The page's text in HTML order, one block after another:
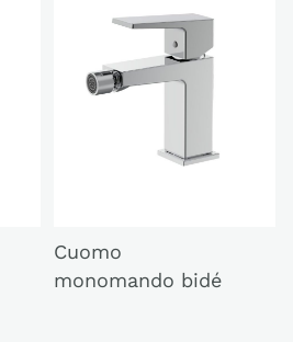
Cuomo
monomando bidé